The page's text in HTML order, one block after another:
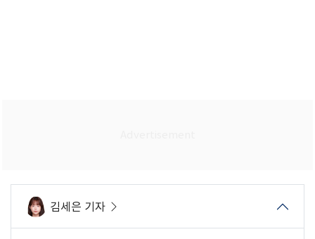
김세은 기자